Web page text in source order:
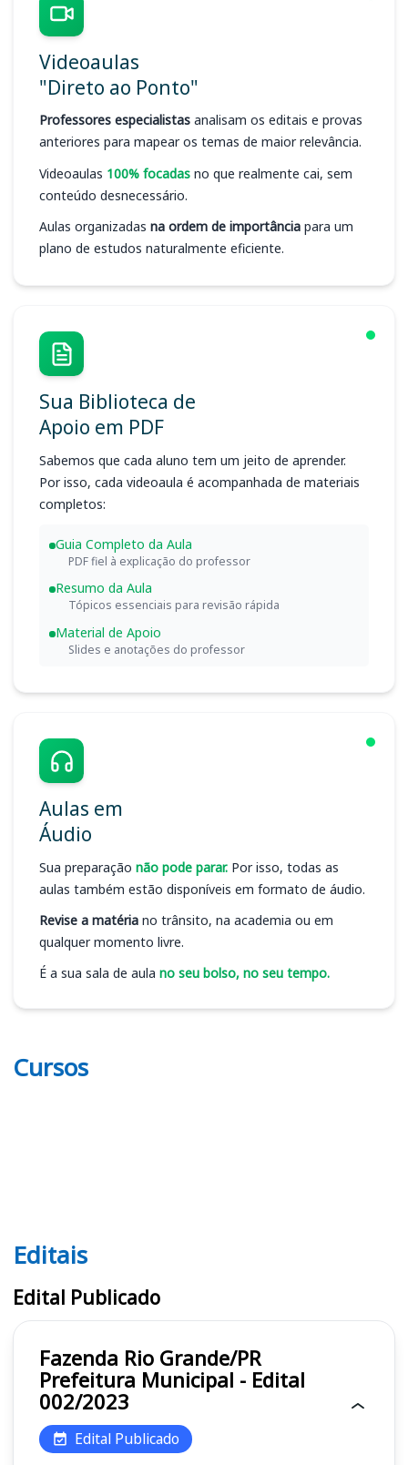
Videoaulas
"Direto ao Ponto"
Professores especialistas analisam os editais e provas
anteriores para mapear os temas de maior relevância.
Videoaulas 100% focadas no que realmente cai, sem
conteúdo desnecessário.
Aulas organizadas na ordem de importância para um
plano de estudos naturalmente eficiente.
Sua Biblioteca de
Apoio em PDF
Sabemos que cada aluno tem um jeito de aprender.
Por isso, cada videoaula é acompanhada de materiais
completos:
Guia Completo da Aula
PDF fiel à explicação do professor
Resumo da Aula
Tópicos essenciais para revisão rápida
Material de Apoio
Slides e anotações do professor
Aulas em
Áudio
Sua preparação não pode parar. Por isso, todas as
aulas também estão disponíveis em formato de áudio.
Revise a matéria no trânsito, na academia ou em
qualquer momento livre.
É a sua sala de aula no seu bolso, no seu tempo.
Cursos
Editais
Editais
Edital Publicado
Fazenda Rio Grande/PR
Prefeitura Municipal - Edital
002/2023
Edital Publicado